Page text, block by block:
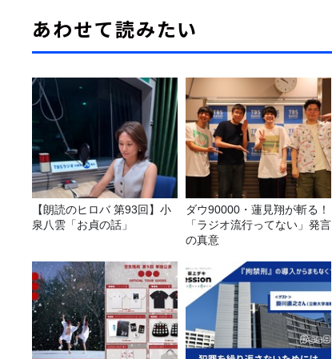
あわせて読みたい
【朗読のヒロバ 第93回】小
泉八雲「お貞の話」
ダウ90000・蓮見翔が斬る！
「ラジオ流行ってない」発言
の真意